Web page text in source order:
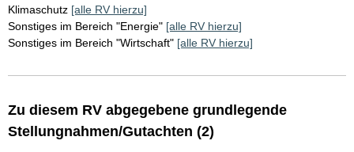
Klimaschutz [alle RV hierzu]
Sonstiges im Bereich "Energie" [alle RV hierzu]
Sonstiges im Bereich "Wirtschaft" [alle RV hierzu]
Zu diesem RV abgegebene grundlegende
Stellungnahmen/Gutachten (2)